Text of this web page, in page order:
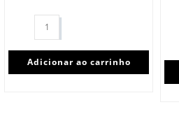
Adicionar ao carrinho